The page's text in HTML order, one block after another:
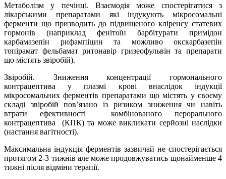
Метаболізм у печінці. Взаємодія може спостерігатися з
лікарськими препаратами які індукують мікросомальні
ферменти що призводить до підвищеного кліренсу статевих
гормонів (наприклад фенітоїн барбітурати примідон
карбамазепін рифампіцин та можливо окскарбазепін
топірамат фельбамат ритонавір гризеофульвін та препарати
що містять звіробій).
Звіробій. Зниження концентрації гормонального
контрацептива у плазмі крові внаслідок індукції
мікросомальних ферментів препаратами що містять у своєму
складі звіробій пов’язано із ризиком зниження чи навіть
втрати ефективності комбінованого перорального
контрацептива (КПК) та може викликати серйозні наслідки
(настання вагітності).
Максимальна індукція ферментів зазвичай не спостерігається
протягом 2-3 тижнів але може продовжуватись щонайменше 4
тижні після відміни терапії.